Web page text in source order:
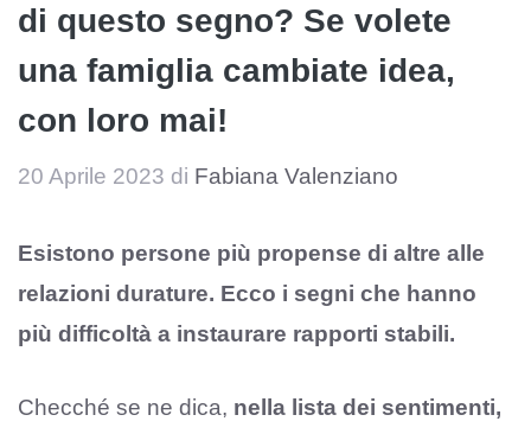
di questo segno? Se volete
una famiglia cambiate idea,
con loro mai!
20 Aprile 2023 di Fabiana Valenziano
Esistono persone più propense di altre alle
relazioni durature. Ecco i segni che hanno
più difficoltà a instaurare rapporti stabili.
Checché se ne dica, nella lista dei sentimenti,